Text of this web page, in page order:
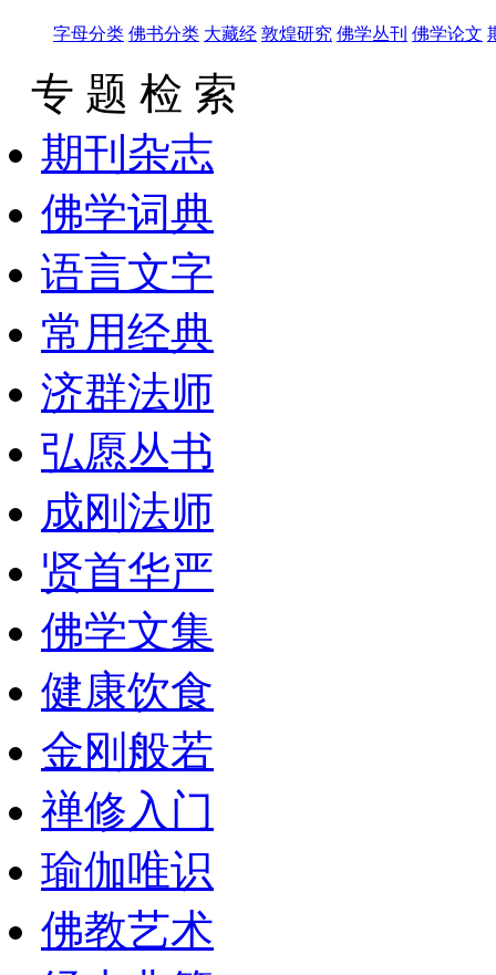
字母分类 佛书分类 大藏经 敦煌研究 佛学丛刊 佛学论文
专 题 检 索
期刊杂志
佛学词典
语言文字
常用经典
济群法师
弘愿丛书
成刚法师
贤首华严
佛学文集
健康饮食
金刚般若
禅修入门
瑜伽唯识
佛教艺术